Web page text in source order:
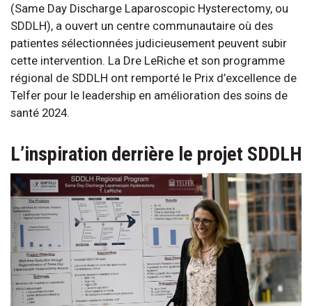
(Same Day Discharge Laparoscopic Hysterectomy, ou
SDDLH), a ouvert un centre communautaire où des
patientes sélectionnées judicieusement peuvent subir
cette intervention. La Dre LeRiche et son programme
régional de SDDLH ont remporté le Prix d’excellence de
Telfer pour le leadership en amélioration des soins de
santé 2024.
L’inspiration derrière le projet SDDLH